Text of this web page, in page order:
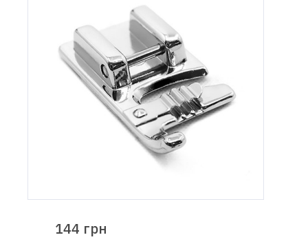
ШВЕЙНЫЕ
АКСЕССУАРЫ
Гарантия
Ремонт
144 грн